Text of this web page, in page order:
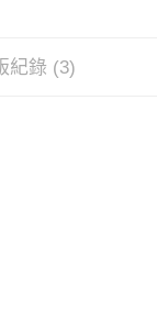
紀錄 (3)